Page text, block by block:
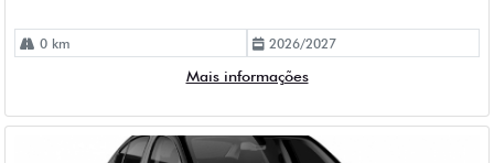
0 km 2026/2027
Mais informações